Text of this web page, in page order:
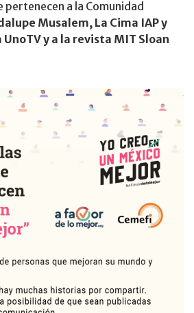
pertenecen a la Comunidad
Musalem, La Cima IAP y
UnoTV y a la revista MIT Sloan